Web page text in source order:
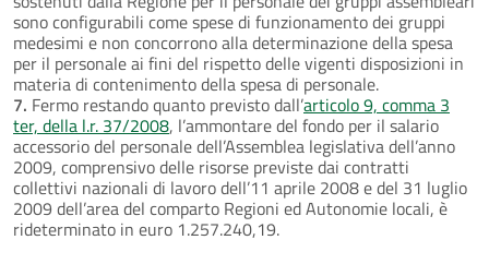
sono configurabili come spese di funzionamento dei gruppi
medesimi e non concorrono alla determinazione della spesa
per il personale ai fini del rispetto delle vigenti disposizioni in
materia di contenimento della spesa di personale.
7. Fermo restando quanto previsto dall’articolo 9, comma 3
ter, della l.r. 37/2008, l’ammontare del fondo per il salario
accessorio del personale dell’Assemblea legislativa dell’anno
2009, comprensivo delle risorse previste dai contratti
collettivi nazionali di lavoro dell’11 aprile 2008 e del 31 luglio
2009 dell’area del comparto Regioni ed Autonomie locali, è
rideterminato in euro 1.257.240,19.